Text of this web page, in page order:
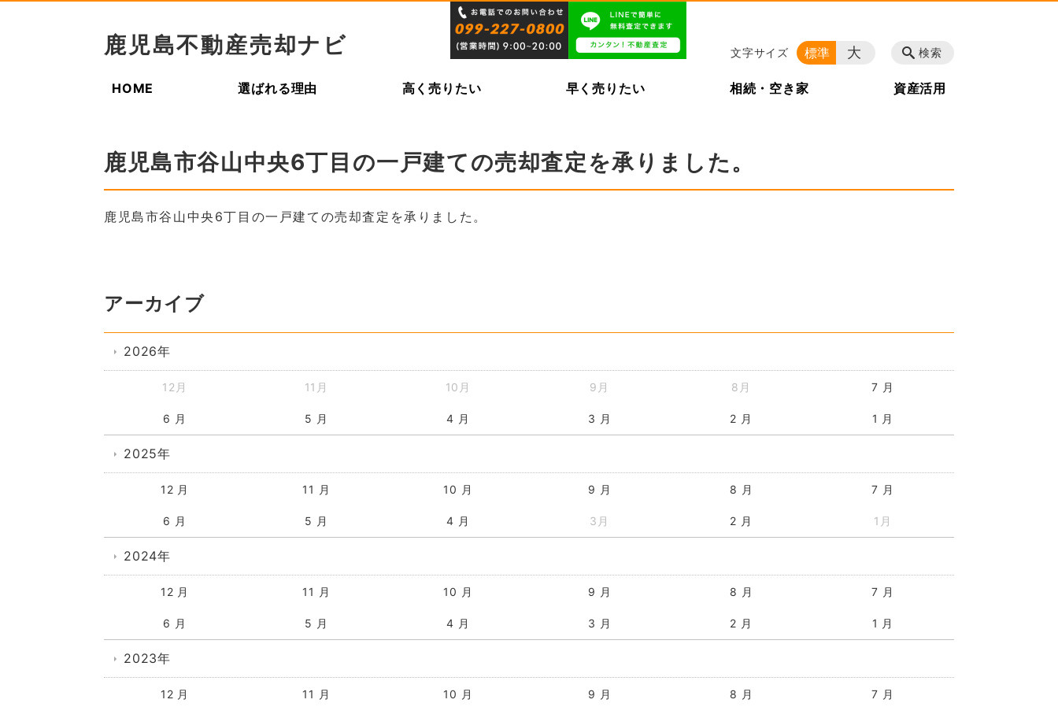
鹿児島不動産売却ナビ
HOME 選ばれる理由 高く売りたい 早く売りたい 相続・空き家 資産活用
検索
文字サイズ 標準 大
鹿児島市谷山中央6丁目の一戸建ての売却査定を承りました。
鹿児島市谷山中央6丁目の一戸建ての売却査定を承りました。
アーカイブ
2026年
12月 11月 10月 9月 8月 7 月
6 月 5 月 4 月 3 月 2 月 1 月
2025年
12 月 11 月 10 月 9 月 8 月 7 月
6 月 5 月 4 月 3月 2 月 1月
2024年
12 月 11 月 10 月 9 月 8 月 7 月
6 月 5 月 4 月 3 月 2 月 1 月
2023年
12 月 11 月 10 月 9 月 8 月 7 月